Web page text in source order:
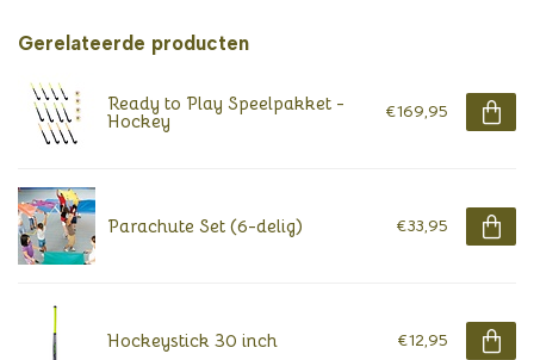
Gerelateerde producten
Ready to Play Speelpakket -
Hockey €169,95
Parachute Set (6-delig) €33,95
Hockeystick 30 inch €12,95